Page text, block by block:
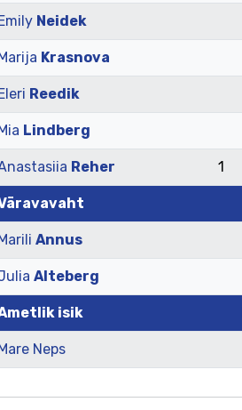
Neidek
Krasnova
Reedik
Lindberg
Reher 1
Annus
Alteberg
isik
Neps